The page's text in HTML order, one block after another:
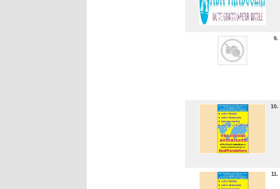
9.
10.
11.